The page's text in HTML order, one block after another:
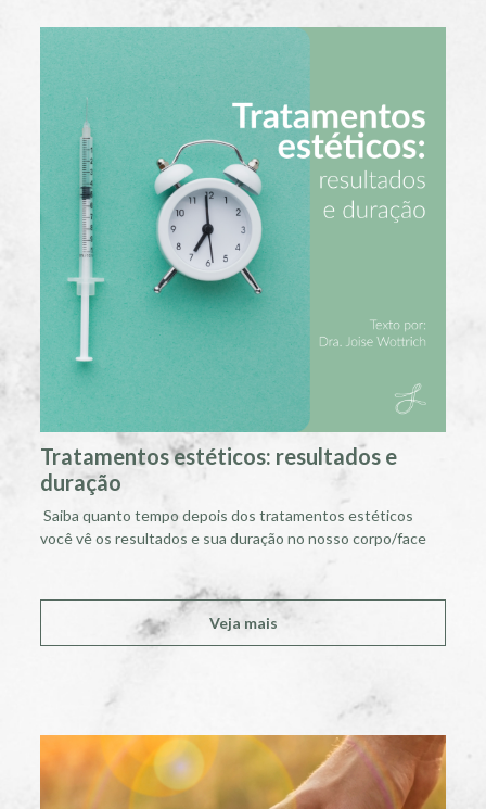
Tratamentos estéticos: resultados e
duração
Saiba quanto tempo depois dos tratamentos estéticos
você vê os resultados e sua duração no nosso corpo/face
Veja mais